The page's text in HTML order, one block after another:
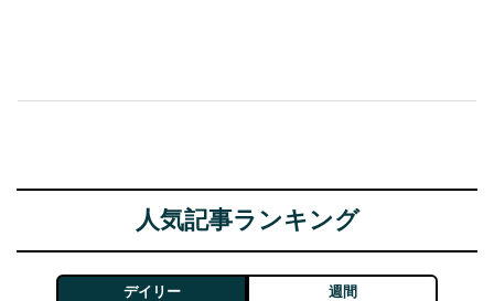
人気記事ランキング
デイリー 週間